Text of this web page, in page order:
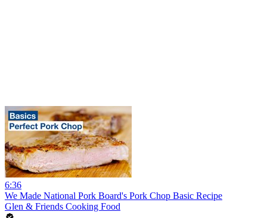
6:36
We Made National Pork Board's Pork Chop Basic Recipe
Glen & Friends Cooking Food